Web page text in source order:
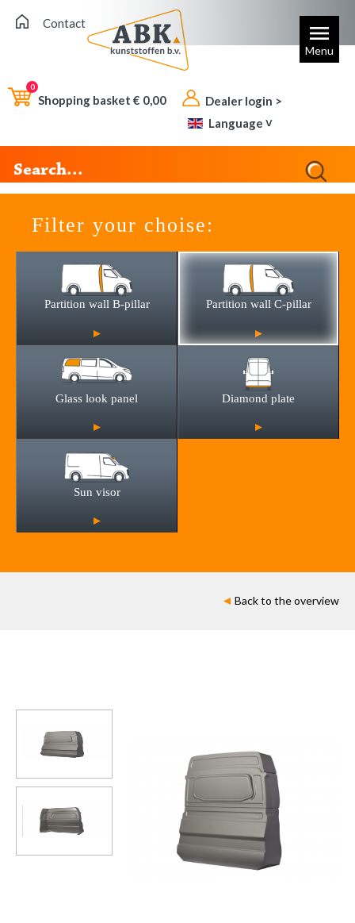
Menu
Contact
0
Shopping basket € 0,00
Dealer login >
Language ˅
Filter your choise:
Partition wall B-pillar Partition wall C-pillar
Glass look panel Diamond plate
Sun visor
Back to the overview